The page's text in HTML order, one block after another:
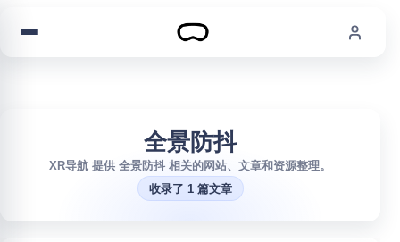
全景防抖
XR导航 提供 全景防抖 相关的网站、文章和资源整理。
收录了 1 篇文章